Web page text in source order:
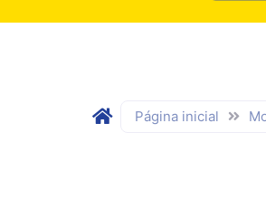
Página inicial